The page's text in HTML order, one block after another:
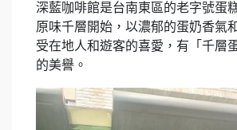
深藍咖啡館是台南東區的老字號蛋
原味千層開始，以濃郁的蛋奶香氣
受在地人和遊客的喜愛，有「千層
的美譽。